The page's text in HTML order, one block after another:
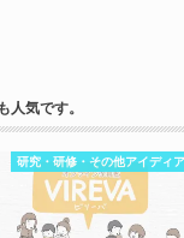
人気です。
研究・研修・その他アイディア